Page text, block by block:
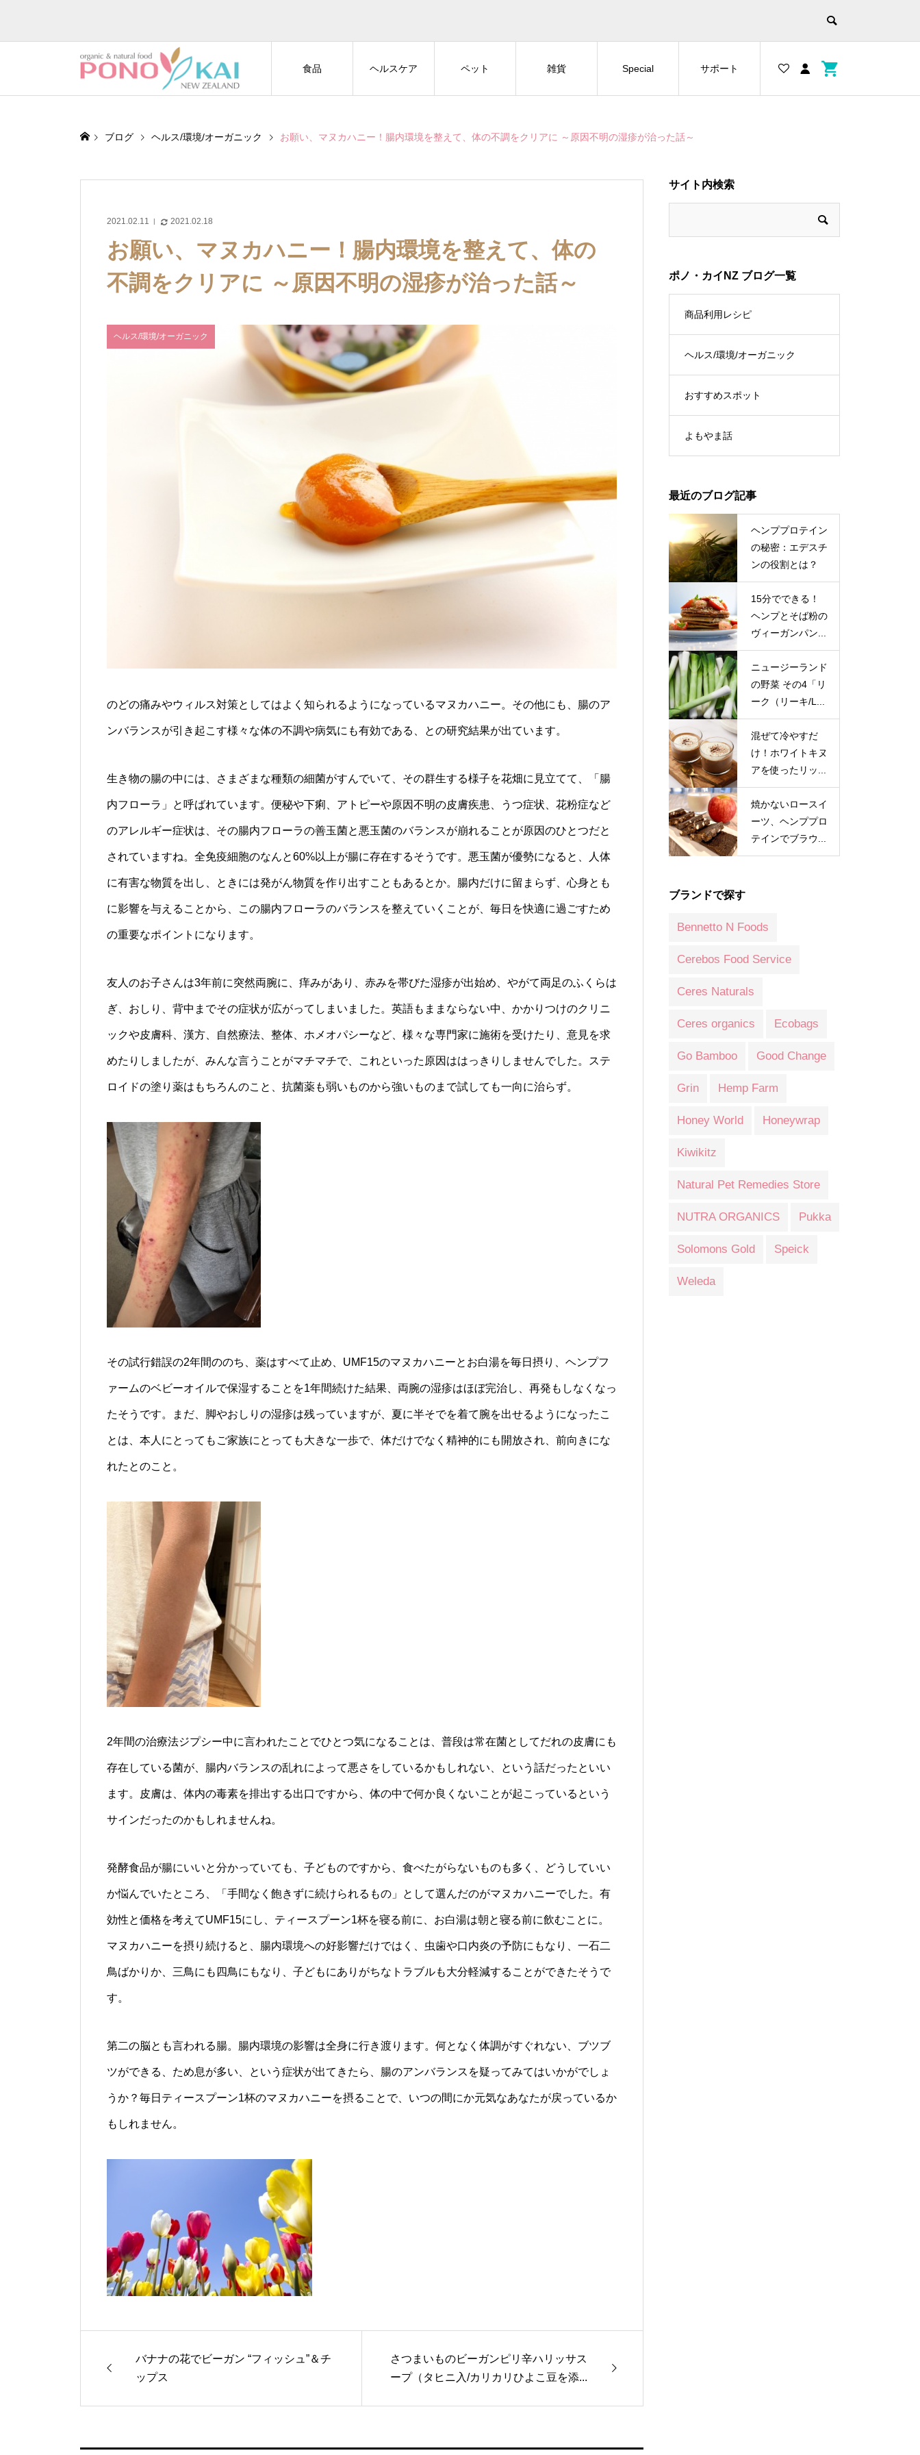
食品 ヘルスケア ペット 雑貨 Special サポート
ブログ ヘルス/環境/オーガニック お願い、マヌカハニー！腸内環境を整えて、体の不調をクリアに ～原因不明の湿疹が治った話～
2021.02.11 2021.02.18
お願い、マヌカハニー！腸内環境を整えて、体の
不調をクリアに ～原因不明の湿疹が治った話～
ヘルス/環境/オーガニック
のどの痛みやウィルス対策としてはよく知られるようになっているマヌカハニー。その他にも、腸のア
ンバランスが引き起こす様々な体の不調や病気にも有効である、との研究結果が出ています。
生き物の腸の中には、さまざまな種類の細菌がすんでいて、その群生する様子を花畑に見立てて、「腸
内フローラ」と呼ばれています。便秘や下痢、アトピーや原因不明の皮膚疾患、うつ症状、花粉症など
のアレルギー症状は、その腸内フローラの善玉菌と悪玉菌のバランスが崩れることが原因のひとつだと
されていますね。全免疫細胞のなんと60%以上が腸に存在するそうです。悪玉菌が優勢になると、人体
に有害な物質を出し、ときには発がん物質を作り出すこともあるとか。腸内だけに留まらず、心身とも
に影響を与えることから、この腸内フローラのバランスを整えていくことが、毎日を快適に過ごすため
の重要なポイントになります。
友人のお子さんは3年前に突然両腕に、痒みがあり、赤みを帯びた湿疹が出始め、やがて両足のふくらは
ぎ、おしり、背中までその症状が広がってしまいました。英語もままならない中、かかりつけのクリニ
ックや皮膚科、漢方、自然療法、整体、ホメオパシーなど、様々な専門家に施術を受けたり、意見を求
めたりしましたが、みんな言うことがマチマチで、これといった原因ははっきりしませんでした。ステ
ロイドの塗り薬はもちろんのこと、抗菌薬も弱いものから強いものまで試しても一向に治らず。
その試行錯誤の2年間ののち、薬はすべて止め、UMF15のマヌカハニーとお白湯を毎日摂り、ヘンプフ
ァームのベビーオイルで保湿することを1年間続けた結果、両腕の湿疹はほぼ完治し、再発もしなくなっ
たそうです。まだ、脚やおしりの湿疹は残っていますが、夏に半そでを着て腕を出せるようになったこ
とは、本人にとってもご家族にとっても大きな一歩で、体だけでなく精神的にも開放され、前向きにな
れたとのこと。
2年間の治療法ジプシー中に言われたことでひとつ気になることは、普段は常在菌としてだれの皮膚にも
存在している菌が、腸内バランスの乱れによって悪さをしているかもしれない、という話だったといい
ます。皮膚は、体内の毒素を排出する出口ですから、体の中で何か良くないことが起こっているという
サインだったのかもしれませんね。
発酵食品が腸にいいと分かっていても、子どものですから、食べたがらないものも多く、どうしていい
か悩んでいたところ、「手間なく飽きずに続けられるもの」として選んだのがマヌカハニーでした。有
効性と価格を考えてUMF15にし、ティースプーン1杯を寝る前に、お白湯は朝と寝る前に飲むことに。
マヌカハニーを摂り続けると、腸内環境への好影響だけではく、虫歯や口内炎の予防にもなり、一石二
鳥ばかりか、三鳥にも四鳥にもなり、子どもにありがちなトラブルも大分軽減することができたそうで
す。
第二の脳とも言われる腸。腸内環境の影響は全身に行き渡ります。何となく体調がすぐれない、ブツブ
ツができる、ため息が多い、という症状が出てきたら、腸のアンバランスを疑ってみてはいかがでしょ
うか？毎日ティースプーン1杯のマヌカハニーを摂ることで、いつの間にか元気なあなたが戻っているか
もしれません。
バナナの花でビーガン “フィッシュ”＆チ
ップス
さつまいものビーガンピリ辛ハリッサス
ープ（タヒニ入/カリカリひよこ豆を添...
サイト内検索
ポノ・カイNZ ブログ一覧
商品利用レシピ
ヘルス/環境/オーガニック
おすすめスポット
よもやま話
最近のブログ記事
ヘンププロテイン
の秘密：エデスチ
ンの役割とは？
15分でできる！
ヘンプとそば粉の
ヴィーガンパン...
ニュージーランド
の野菜 その4「リ
ーク（リーキ/L...
混ぜて冷やすだ
け！ホワイトキヌ
アを使ったリッ...
焼かないロースイ
ーツ、ヘンププロ
テインでブラウ...
ブランドで探す
Bennetto N Foods
Cerebos Food Service
Ceres Naturals
Ceres organics Ecobags
Go Bamboo Good Change
Grin Hemp Farm
Honey World Honeywrap
Kiwikitz
Natural Pet Remedies Store
NUTRA ORGANICS Pukka
Solomons Gold Speick
Weleda